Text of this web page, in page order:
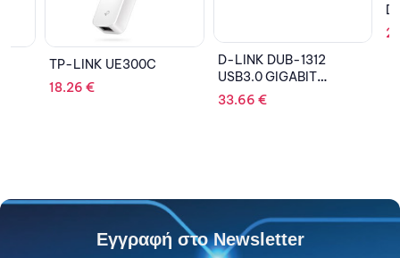
TP-LINK UE300C
18.26€
D-LINK DUB-1312
USB3.0 GIGABIT
ETHERNET ADAPTER
33.66€
D-
27.24
Εγγραφή στο Newsletter